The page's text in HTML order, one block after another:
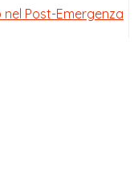
Post-Emergenza